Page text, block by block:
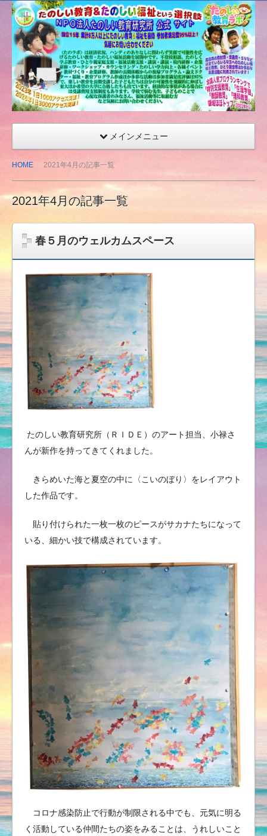
たの
しい
教育
研究
所
（沖
縄）
公式
ト
メインメニュー
HOME 2021年4月の記事一覧
2021年4月の記事一覧
春５月のウェルカムスペース
たのしい教育研究所（ＲＩＤＥ）のアート担当、小禄さ
んが新作を持ってきてくれました。
きらめいた海と夏空の中に〈こいのぼり〉をレイアウト
した作品です。
貼り付けられた一枚一枚のピースがサカナたちになって
いる、細かい技で構成されています。
コロナ感染防止で行動が制限される中でも、元気に明る
く活動している仲間たちの姿をみることは、うれしいこと